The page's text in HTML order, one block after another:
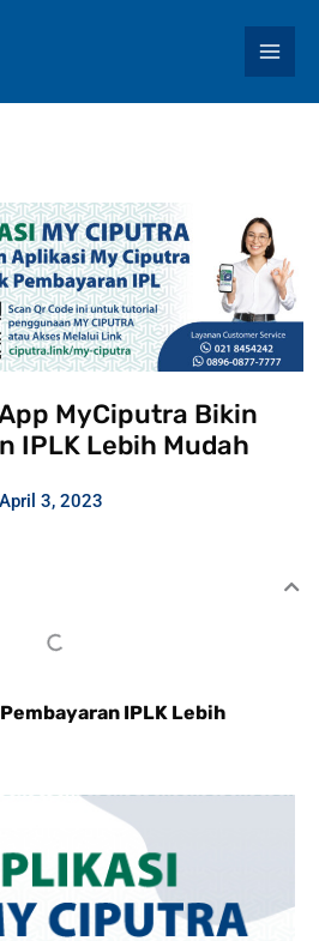
MyCiputra Bikin
IPLK Lebih Mudah
April 3, 2023
IPLK Lebih